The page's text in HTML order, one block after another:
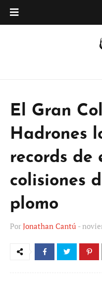
El Gran
Hadrones
records de
colisiones
plomo
PorJonathan Cantú -